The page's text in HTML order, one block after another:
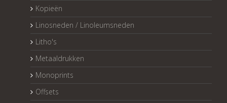
Kopieën
Linosneden / Linoleumsneden
Litho's
Metaaldrukken
Monoprints
Offsets